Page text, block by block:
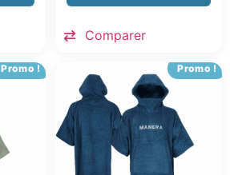
Comparer
Promo ! Promo !